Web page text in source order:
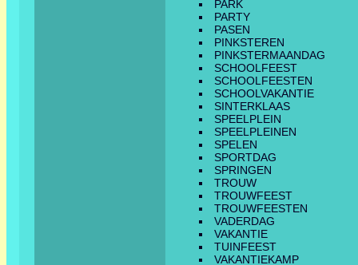
PARK
PARTY
PASEN
PINKSTEREN
PINKSTERMAANDAG
SCHOOLFEEST
SCHOOLFEESTEN
SCHOOLVAKANTIE
SINTERKLAAS
SPEELPLEIN
SPEELPLEINEN
SPELEN
SPORTDAG
SPRINGEN
TROUW
TROUWFEEST
TROUWFEESTEN
VADERDAG
VAKANTIE
TUINFEEST
VAKANTIEKAMP